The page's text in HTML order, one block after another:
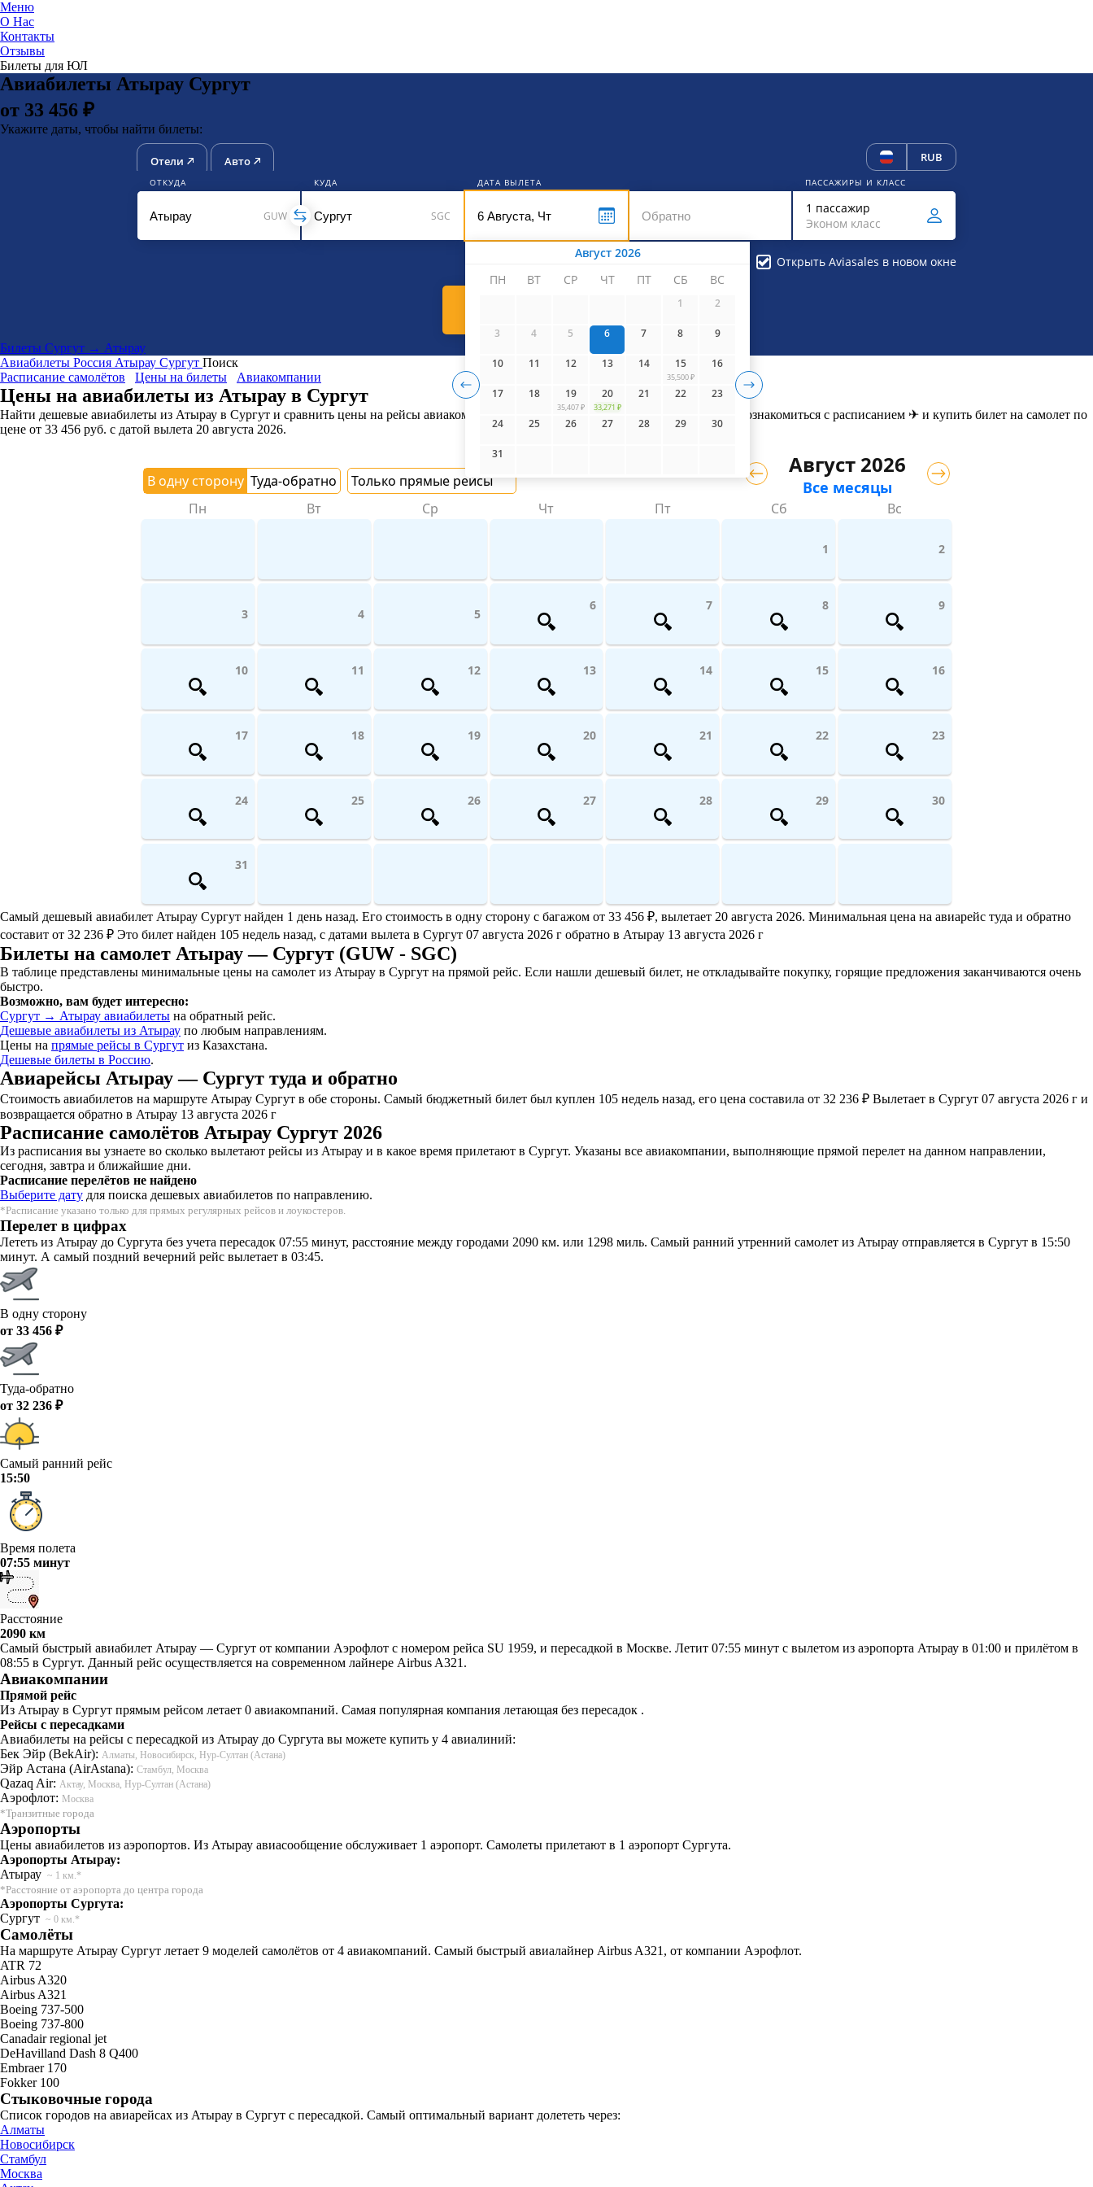
ЮниТикет
Меню
О Нас
Контакты
Отзывы
Билеты для ЮЛ
Авиабилеты Атырау Сургут
от 33 456 ₽
Укажите даты, чтобы найти билеты:
Отели Авто RUB
ОТКУДА
GUW
КУДА
SGC
ДАТА ВЫЛЕТА
Август 2026
ПН
ВТ СР ЧТ ПТ СБ ВС
1 2
3 4 5 6 7 8 9
10 11 12 13 14 15
35,500 ₽
16
17 18 19
35,407 ₽
20
33,271 ₽
21 22 23
24 25 26 27 28 29 30
31
ПАССАЖИРЫ И КЛАСС
1 пассажир
Эконом класс
Открыть Aviasales в новом окне
Билеты Сургут → Атырау
Авиабилеты Россия Атырау Сургут Поиск
Расписание самолётов
Цены на билеты Авиакомпании
Цены на авиабилеты из Атырау в Сургут
Найти дешевые авиабилеты из Атырау в Сургут и сравнить цены на рейсы авиакомпаний поможет UniTicket.ru. На сайте вы можете ознакомиться с расписанием ✈ и купить билет на самолет по
цене от 33 456 руб. с датой вылета 20 августа 2026.
В одну сторону Туда-обратно Только прямые рейсы
Август 2026
Все месяцы
Пн Вт Ср Чт Пт Сб Вс
1 2
3 4 5
6 7 8 9
10 11 12 13 14 15 16
17 18 19 20 21 22 23
24 25 26 27 28 29 30
31
Самый дешевый авиабилет Атырау Сургут найден 1 день назад. Его стоимость в одну сторону с багажом от 33 456 ₽, вылетает 20 августа 2026. Минимальная цена на авиарейс туда и обратно
составит от 32 236 ₽ Это билет найден 105 недель назад, с датами вылета в Сургут 07 августа 2026 г обратно в Атырау 13 августа 2026 г
Билеты на самолет Атырау — Сургут (GUW - SGC)
В таблице представлены минимальные цены на самолет из Атырау в Сургут на прямой рейс. Если нашли дешевый билет, не откладывайте покупку, горящие предложения заканчиваются очень
быстро.
Возможно, вам будет интересно:
Сургут → Атырау авиабилеты на обратный рейс.
Дешевые авиабилеты из Атырау по любым направлениям.
Цены на прямые рейсы в Сургут из Казахстана.
Дешевые билеты в Россию.
Авиарейсы Атырау — Сургут туда и обратно
Стоимость авиабилетов на маршруте Атырау Сургут в обе стороны. Самый бюджетный билет был куплен 105 недель назад, его цена составила от 32 236 ₽ Вылетает в Сургут 07 августа 2026 г и
возвращается обратно в Атырау 13 августа 2026 г
Расписание самолётов Атырау Сургут 2026
Из расписания вы узнаете во сколько вылетают рейсы из Атырау и в какое время прилетают в Сургут. Указаны все авиакомпании, выполняющие прямой перелет на данном направлении,
сегодня, завтра и ближайшие дни.
Расписание перелётов не найдено
Выберите дату для поиска дешевых авиабилетов по направлению.
*Расписание указано только для прямых регулярных рейсов и лоукостеров.
Перелет в цифрах
Лететь из Атырау до Сургута без учета пересадок 07:55 минут, расстояние между городами 2090 км. или 1298 миль. Самый ранний утренний самолет из Атырау отправляется в Сургут в 15:50
минут. А самый поздний вечерний рейс вылетает в 03:45.
В одну сторону
от 33 456 ₽
Туда-обратно
от 32 236 ₽
Самый ранний рейс
15:50
Время полета
07:55 минут
Расстояние
2090 км
Самый быстрый авиабилет Атырау — Сургут от компании Аэрофлот с номером рейса SU 1959, и пересадкой в Москве. Летит 07:55 минут с вылетом из аэропорта Атырау в 01:00 и прилётом в
08:55 в Сургут. Данный рейс осуществляется на современном лайнере Airbus A321.
Авиакомпании
Прямой рейс
Из Атырау в Сургут прямым рейсом летает 0 авиакомпаний. Самая популярная компания летающая без пересадок .
Рейсы с пересадками
Авиабилеты на рейсы с пересадкой из Атырау до Сургута вы можете купить у 4 авиалиний:
Бек Эйр (BekAir): Алматы, Новосибирск, Нур-Султан (Астана)
Эйр Астана (AirAstana): Стамбул, Москва
Qazaq Air: Актау, Москва, Нур-Султан (Астана)
Аэрофлот: Москва
*Транзитные города
Аэропорты
Цены авиабилетов из аэропортов. Из Атырау авиасообщение обслуживает 1 аэропорт. Самолеты прилетают в 1 аэропорт Сургута.
Аэропорты Атырау:
Атырау ~ 1 км.*
*Расстояние от аэропорта до центра города
Аэропорты Сургута:
Сургут ~ 0 км.*
Самолёты
На маршруте Атырау Сургут летает 9 моделей самолётов от 4 авиакомпаний. Самый быстрый авиалайнер Airbus A321, от компании Аэрофлот.
ATR 72
Airbus A320
Airbus A321
Boeing 737-500
Boeing 737-800
Canadair regional jet
DeHavilland Dash 8 Q400
Embraer 170
Fokker 100
Стыковочные города
Список городов на авиарейсах из Атырау в Сургут с пересадкой. Самый оптимальный вариант долететь через:
Алматы
Новосибирск
Стамбул
Москва